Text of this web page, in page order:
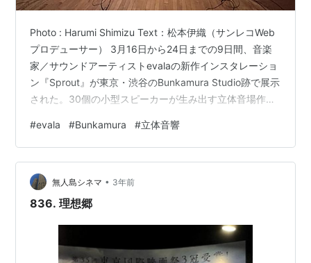
Photo : Harumi Shimizu Text：松本伊織（サンレコWeb
プロデューサー） 3月16日から24日までの9日間、音楽
家／サウンドアーティストevalaの新作インスタレーショ
ン『Sprout』が東京・渋谷のBunkamura Studio跡で展示
された。30個の小型スピーカーが生み出す立体音場作品
ドからは芽吹き＝Sproutを感じさせるものとなった。 床
に置かれたスピーカーが放つ“上から降ってくる”音 今回
のevalaのインスタレーションは『渋谷ファッションウイ
ーク 2024 春』の一環として制作されたもの。サステナ
ブルとは何…
#evala #Bunkamura #立体音響
無人島シネマ • 3年前
836. 理想郷